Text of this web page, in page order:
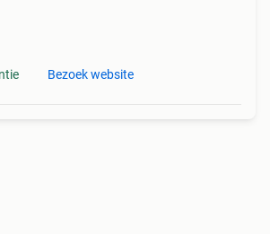
Bezoek website